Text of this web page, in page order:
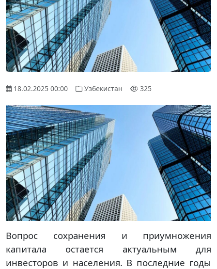
18.02.2025 00:00 Узбекистан 325
Вопрос сохранения и приумножения
капитала остается актуальным для
инвесторов и населения. В последние годы